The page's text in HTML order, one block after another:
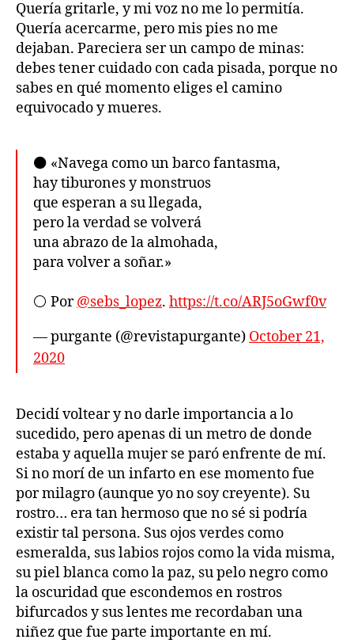
Quería gritarle, y mi voz no me lo permitía.
Quería acercarme, pero mis pies no me
dejaban. Pareciera ser un campo de minas:
debes tener cuidado con cada pisada, porque no
sabes en qué momento eliges el camino
equivocado y mueres.
⚫️ «Navega como un barco fantasma,
hay tiburones y monstruos
que esperan a su llegada,
pero la verdad se volverá
una abrazo de la almohada,
para volver a soñar.»
⚪️ Por@sebs_lopez. https://t.co/ARJ5oGwf0v
— purgante (@revistapurgante) October 21,
2020
Decidí voltear y no darle importancia a lo
sucedido, pero apenas di un metro de donde
estaba y aquella mujer se paró enfrente de mí.
Si no morí de un infarto en ese momento fue
por milagro (aunque yo no soy creyente). Su
rostro… era tan hermoso que no sé si podría
existir tal persona. Sus ojos verdes como
esmeralda, sus labios rojos como la vida misma,
su piel blanca como la paz, su pelo negro como
la oscuridad que escondemos en rostros
bifurcados y sus lentes me recordaban una
niñez que fue parte importante en mí.